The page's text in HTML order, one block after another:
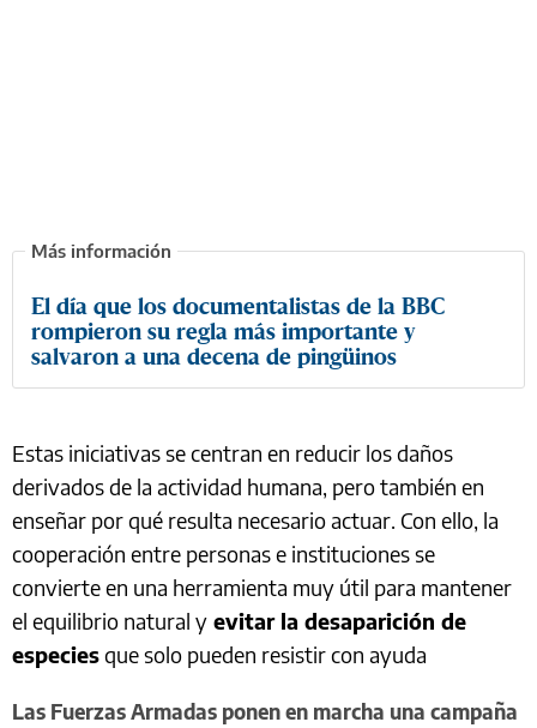
El día que los documentalistas de la BBC
rompieron su regla más importante y
salvaron a una decena de pingüinos
Estas iniciativas se centran en reducir los daños
derivados de la actividad humana, pero también en
enseñar por qué resulta necesario actuar. Con ello, la
cooperación entre personas e instituciones se
convierte en una herramienta muy útil para mantener
el equilibrio natural y evitar la desaparición de
especiesque solo pueden resistir con ayuda
Las Fuerzas Armadas ponen en marcha una campaña